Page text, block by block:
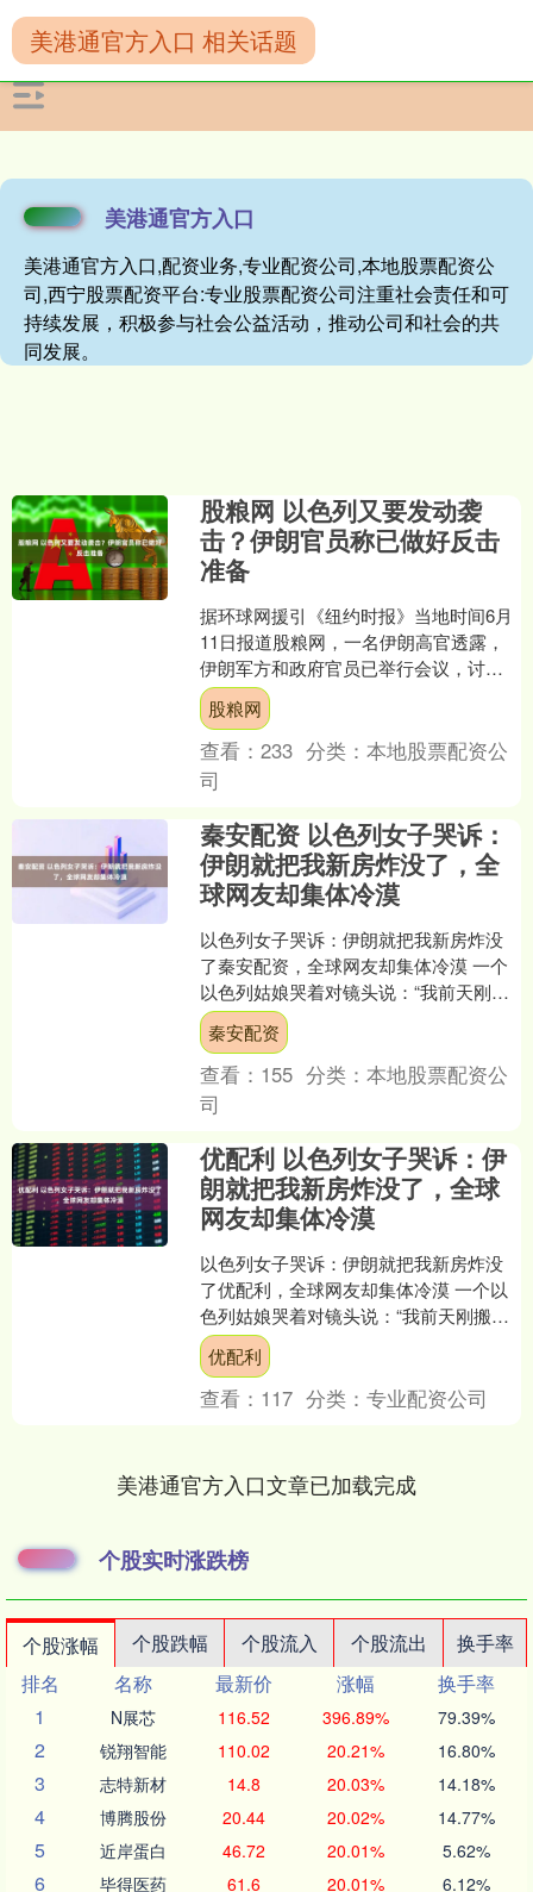
美港通官方入口
美港通官方入口,配资业务,专业配资公司,本地股票配资公
司,西宁股票配资平台:专业股票配资公司注重社会责任和可
持续发展，积极参与社会公益活动，推动公司和社会的共
同发展。
美港通官方入口 相关话题
股粮网 以色列又要发动袭
击？伊朗官员称已做好反击
准备
据环球网援引《纽约时报》当地时间6月
11日报道股粮网，一名伊朗高官透露，
伊朗军方和政府官员已举行会议，讨论
如何应对以色列可能对伊朗发动的袭
击。 该官员称，伊朗已....
股粮网
查看：233 分类：本地股票配资公
司
秦安配资 以色列女子哭诉：
伊朗就把我新房炸没了，全
球网友却集体冷漠
以色列女子哭诉：伊朗就把我新房炸没
了秦安配资，全球网友却集体冷漠 一个
以色列姑娘哭着对镜头说：“我前天刚搬
进新房，导弹就来了。” 轰一声响，房子
没了。 按理说，....
秦安配资
查看： 155 分类：本地股票配资公
司
优配利 以色列女子哭诉：伊
朗就把我新房炸没了，全球
网友却集体冷漠
以色列女子哭诉：伊朗就把我新房炸没
了优配利，全球网友却集体冷漠 一个以
色列姑娘哭着对镜头说：“我前天刚搬进
新房，导弹就来了。” 轰一声响，房子没
了。 按理说，这....
优配利
查看： 117 分类：专业配资公司
美港通官方入口文章已加载完成
个股实时涨跌榜
个股涨幅 个股跌幅 个股流入 个股流出
换手率
排名
名称 最新价 涨幅
换手率
1
N展芯 116.52 396.89% 79.39%
2 锐翔智能 110.02 20.21% 16.80%
3 志特新材 14.8 20.03% 14.18%
4 博腾股份 20.44 20.02% 14.77%
5 近岸蛋白 46.72 20.01% 5.62%
6 毕得医药 61.6 20.01% 6.12%